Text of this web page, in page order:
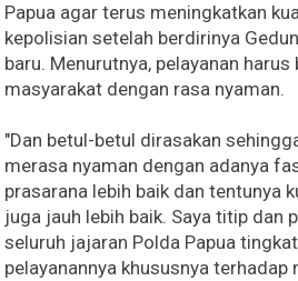
Papua agar terus meningkatkan
kepolisian setelah berdirinya
baru. Menurutnya, pelayanan
masyarakat dengan rasa nyaman.
"Dan betul-betul dirasakan
merasa nyaman dengan adanya
prasarana lebih baik dan tentunya
juga jauh lebih baik. Saya titip dan
seluruh jajaran Polda Papua
pelayanannya khususnya terhadap